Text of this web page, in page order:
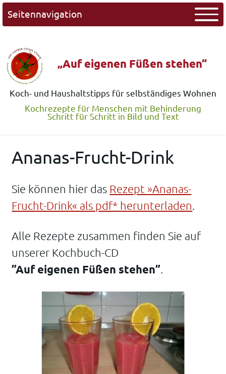
Seitennavigation
„Auf eigenen Füßen stehen“
Koch- und Haushaltstipps für selbständiges Wohnen
Kochrezepte für Menschen mit Behinderung
Schritt für Schritt in Bild und Text
Ananas-Frucht-Drink
Sie können hier das Rezept »Ananas-
Frucht-Drink« als pdf* herunterladen.
Alle Rezepte zusammen finden Sie auf
unserer Kochbuch-CD
”Auf eigenen Füßen stehen”.